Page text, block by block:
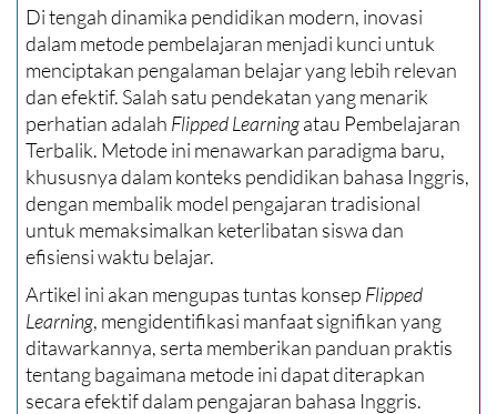
Di tengah dinamika pendidikan modern, inovasi
dalam metode pembelajaran menjadi kunci untuk
menciptakan pengalaman belajar yang lebih relevan
dan efektif. Salah satu pendekatan yang menarik
perhatian adalah Flipped Learningatau Pembelajaran
Terbalik. Metode ini menawarkan paradigma baru,
khususnya dalam konteks pendidikan bahasa Inggris,
dengan membalik model pengajaran tradisional
untuk memaksimalkan keterlibatan siswa dan
efisiensi waktu belajar.
Artikel ini akan mengupas tuntas konsep Flipped
Learning, mengidentifikasi manfaat signifikan yang
ditawarkannya, serta memberikan panduan praktis
tentang bagaimana metode ini dapat diterapkan
secara efektif dalam pengajaran bahasa Inggris.